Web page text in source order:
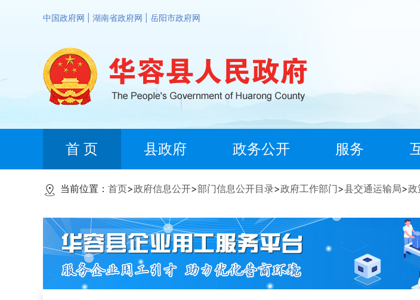
中国政府网 湖南省政府网 岳阳市政府网
首 页 县政府 政务公开 服务
当前位置： 首页>政府信息公开>部门信息公开目录>政府工作部门>县交通运输局>政